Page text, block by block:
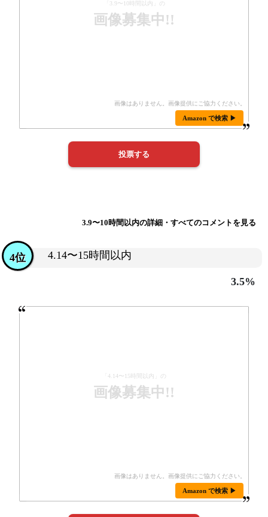
「3.9〜10時間以内」の
画像募集中!!
Amazon で検索 ▶
3.9〜10時間以内の詳細・すべてのコメントを見る
4.14〜15時間以内
4位
3.5%
「4.14〜15時間以内」の
画像募集中!!
Amazon で検索 ▶